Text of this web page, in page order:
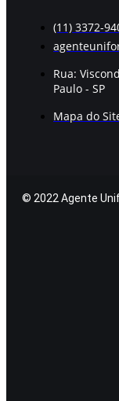
(11) 3372-
Rua:
Paulo - SP
Mapa do
© 2022 Agente